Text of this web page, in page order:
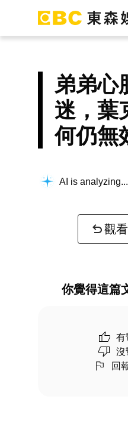
弟弟心
迷，葉
何仍無
AI is analyzing...
觀
你覺得這篇
有
沒
回